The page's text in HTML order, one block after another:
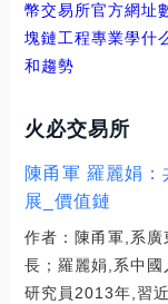
幣交易所官方網址
塊鏈工程專業學什
和趨勢
火必交易所
陳甬軍 羅麗娟：
展_價值鏈
作者：陳甬軍,系
長；羅麗娟,系中
研究員2013年,習